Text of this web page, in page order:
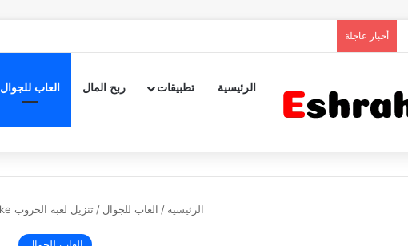
أخبار عاجلة
الرئيسية تطبيقات ربح المال العاب للجوال
الرئيسية / العاب للجوال / تنزيل لعبة الحروب FPS Online Strike للهاتف